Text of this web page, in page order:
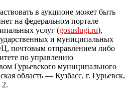
в аукционе может быть
на федеральном портале
услуг (gosuslugi.ru),
и муниципальных
почтовым отправлением либо
по управлению
Гурьевского муниципального
область — Кузбасс, г. Гурьевск,